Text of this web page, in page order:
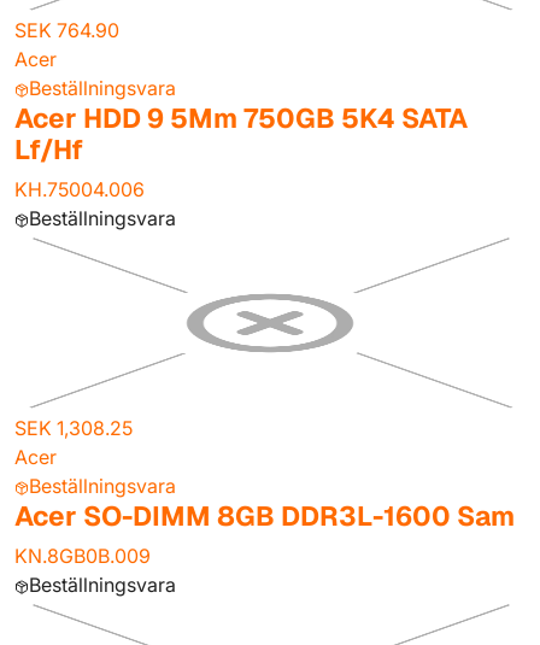
SEK 764.90
Acer
Beställningsvara
Acer HDD 9 5Mm 750GB 5K4 SATA
Lf/Hf
KH.75004.006
Beställningsvara
SEK 1,308.25
Acer
Beställningsvara
Acer SO-DIMM 8GB DDR3L-1600 Sam
KN.8GB0B.009
Beställningsvara